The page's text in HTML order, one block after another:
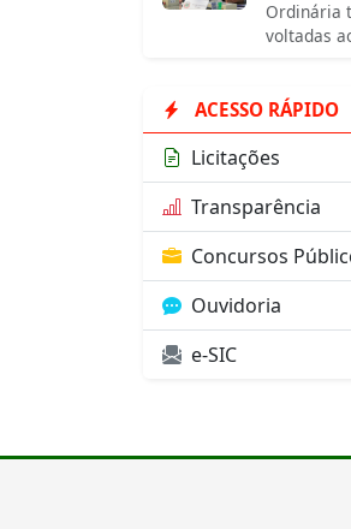
Ordinária
voltadas
ACESSO RÁPIDO
Licitações
Transparência
Concursos
Ouvidoria
e-SIC